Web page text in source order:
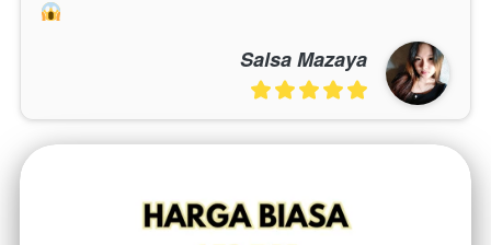
Salsa Mazaya